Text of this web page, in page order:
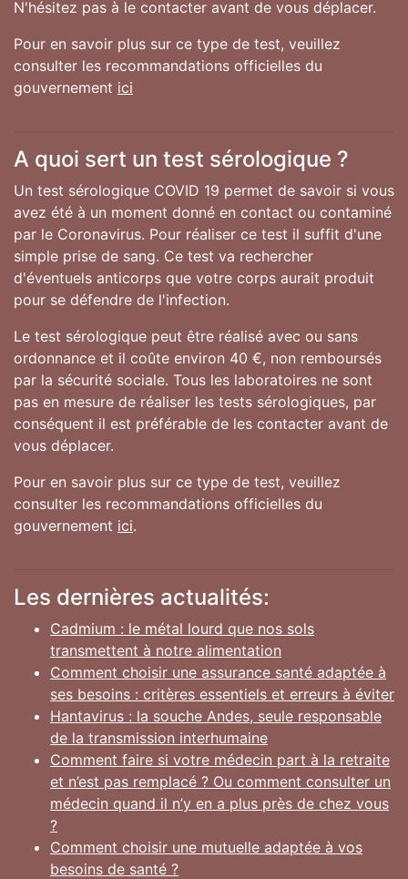
N'hésitez pas à le contacter avant de vous déplacer.
Pour en savoir plus sur ce type de test, veuillez
consulter les recommandations officielles du
gouvernement ici
A quoi sert un test sérologique ?
Un test sérologique COVID 19 permet de savoir si vous
avez été à un moment donné en contact ou contaminé
par le Coronavirus. Pour réaliser ce test il suffit d'une
simple prise de sang. Ce test va rechercher
d'éventuels anticorps que votre corps aurait produit
pour se défendre de l'infection.
Le test sérologique peut être réalisé avec ou sans
ordonnance et il coûte environ 40 €, non remboursés
par la sécurité sociale. Tous les laboratoires ne sont
pas en mesure de réaliser les tests sérologiques, par
conséquent il est préférable de les contacter avant de
vous déplacer.
Pour en savoir plus sur ce type de test, veuillez
consulter les recommandations officielles du
gouvernement ici.
Les dernières actualités:
Cadmium : le métal lourd que nos sols
transmettent à notre alimentation
Comment choisir une assurance santé adaptée à
ses besoins : critères essentiels et erreurs à éviter
Hantavirus : la souche Andes, seule responsable
de la transmission interhumaine
Comment faire si votre médecin part à la retraite
et n’est pas remplacé ? Ou comment consulter un
médecin quand il n’y en a plus près de chez vous
?
Comment choisir une mutuelle adaptée à vos
besoins de santé ?